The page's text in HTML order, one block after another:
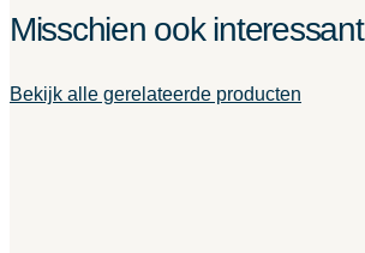
Misschien ook interessant
Bekijk alle gerelateerde producten